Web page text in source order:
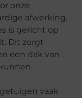
onze
afwerking.
is gericht op
Dit zorgt
een dak van
vaak